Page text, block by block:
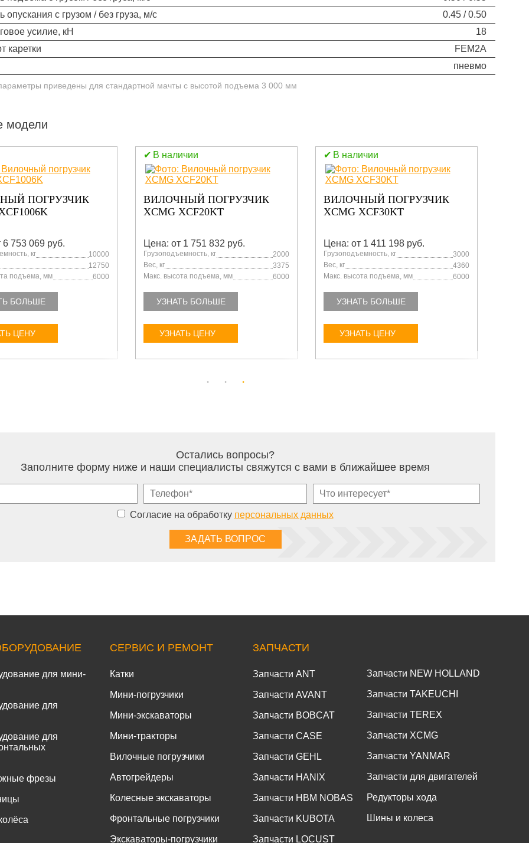
опускания с грузом / без груза, м/с
0.45 / 0.50
усилие, кН
18
каретки
FEM2A
пневмо
приведены для стандартной мачты с высотой подъема 3 000 мм
модели
ПОГРУЗЧИК
6 753 069 руб.
кг
10000
12750
подъема, мм
6000
БОЛЬШЕ
ЦЕНУ
В наличии
ВИЛОЧНЫЙ ПОГРУЗЧИК
XCMG XCF20KT
Цена: от 1 751 832 руб.
Грузоподъемность, кг
2000
Вес, кг
3375
Макс. высота подъема, мм
6000
УЗНАТЬ БОЛЬШЕ
УЗНАТЬ ЦЕНУ
В наличии
ВИЛОЧНЫЙ ПОГРУЗЧИК
XCMG XCF30KT
Цена: от 1 411 198 руб.
Грузоподъемность, кг
3000
Вес, кг
4360
Макс. высота подъема, мм
6000
УЗНАТЬ БОЛЬШЕ
УЗНАТЬ ЦЕНУ
Остались вопросы?
Заполните форму ниже и наши специалисты свяжутся с вами в ближайшее время
Согласие на обработку персональных данных
для мини-
для
для
фрезы
СЕРВИС И РЕМОНТ
Катки
Мини-погрузчики
Мини-экскаваторы
Мини-тракторы
Вилочные погрузчики
Автогрейдеры
Колесные экскаваторы
Фронтальные погрузчики
Экскаваторы-погрузчики
ЗАПЧАСТИ
Запчасти ANT
Запчасти AVANT
Запчасти BOBCAT
Запчасти CASE
Запчасти GEHL
Запчасти HANIX
Запчасти HBM NOBAS
Запчасти KUBOTA
Запчасти LOCUST
Запчасти NEW HOLLAND
Запчасти TAKEUCHI
Запчасти TEREX
Запчасти XCMG
Запчасти YANMAR
Запчасти для двигателей
Редукторы хода
Шины и колеса